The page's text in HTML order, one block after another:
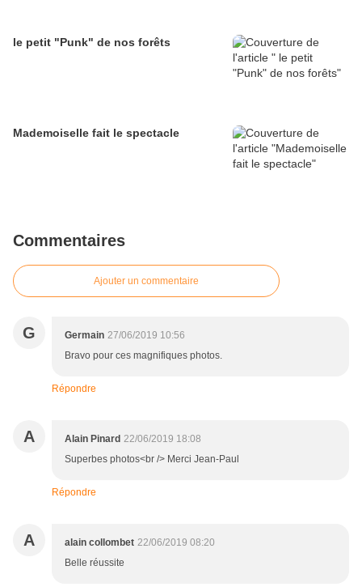
le petit "Punk" de nos forêts
Mademoiselle fait le spectacle
Commentaires
Ajouter un commentaire
G Germain 27/06/2019 10:56
Bravo pour ces magnifiques photos.
Répondre
A Alain Pinard 22/06/2019 18:08
Superbes photos<br /> Merci Jean-Paul
Répondre
A alain collombet 22/06/2019 08:20
Belle réussite